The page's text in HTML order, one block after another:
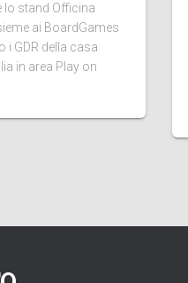
lo stand Officina
ai BoardGames
i GDR della casa
in area Play on